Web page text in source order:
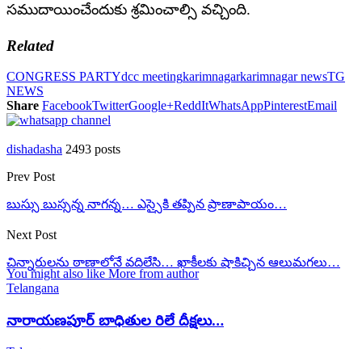
సముదాయించేందుకు శ్రమించాల్సి వచ్చింది.
Related
CONGRESS PARTYdcc meetingkarimnagarkarimnagar newsTG
NEWS
Share FacebookTwitterGoogle+ReddItWhatsAppPinterestEmail
dishadasha 2493 posts
Prev Post
బుస్సు బుస్సన్న నాగన్న… ఎస్సైకి తప్పిన ప్రాణాపాయం…
Next Post
చిన్నారులను ఠాణాలోనే వదిలేసి… ఖాకీలకు షాకిచ్చిన ఆలుమగలు…
You might also like More from author
Telangana
నారాయణపూర్ బాధితుల రిలే దీక్షలు…